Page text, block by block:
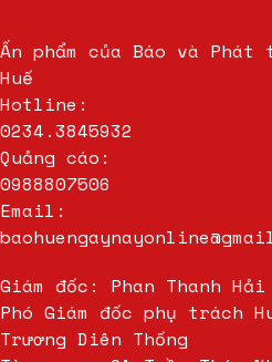
Ấn phẩm của Báo và
Huế
Hotline:
0234.3845932
Quảng cáo:
0988807506
Email:
Giám đốc: Phan Thanh Hải
Phó Giám đốc phụ trách
Trương Diên Thống